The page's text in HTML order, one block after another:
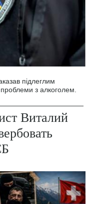
підлеглим
проблеми з алкоголем.
Виталий